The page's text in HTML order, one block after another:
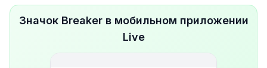
Значок Breaker в мобильном приложении
Live